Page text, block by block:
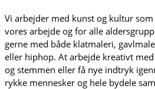
Vi arbejder med kunst og kultur
vores arbejde og for alle
gerne med både klatmaleri,
eller hiphop. At arbejde kreativt
og stemmen eller få nye indtryk
rykke mennesker og hele bydele